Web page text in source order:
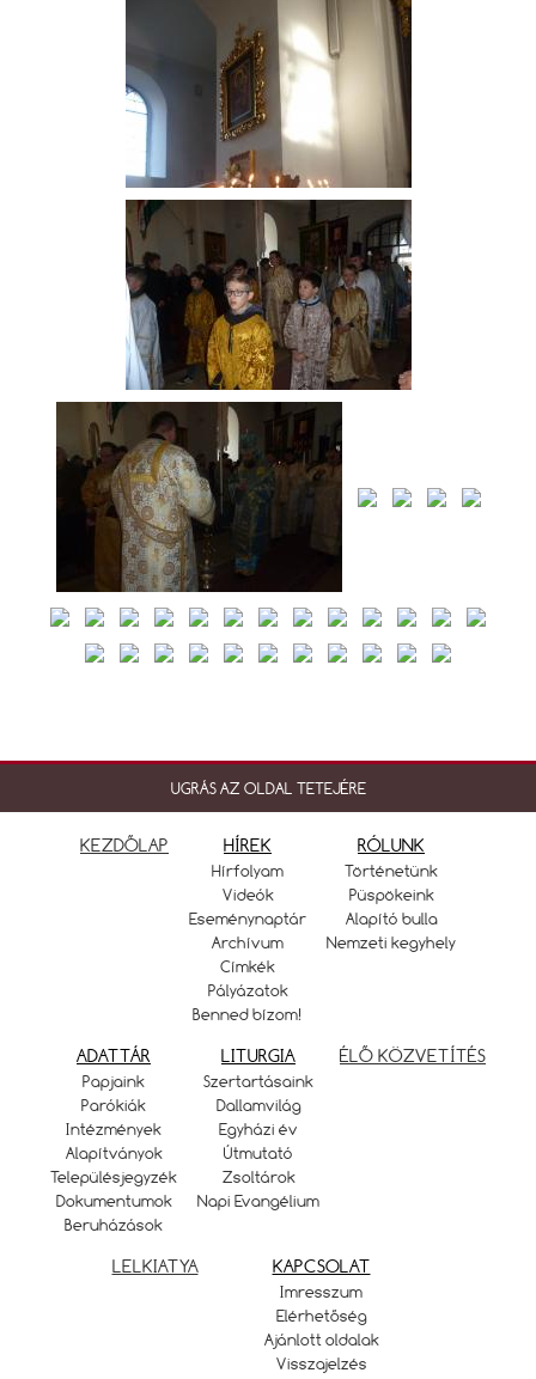
UGRÁS AZ OLDAL TETEJÉRE
KEZDŐLAP HÍREK
Hírfolyam
Videók
Eseménynaptár
Archívum
Címkék
Pályázatok
Benned bízom!
RÓLUNK
Történetünk
Püspökeink
Alapító bulla
Nemzeti kegyhely
ADATTÁR
Papjaink
Parókiák
Intézmények
Alapítványok
Településjegyzék
Dokumentumok
Beruházások
LITURGIA
Szertartásaink
Dallamvilág
Egyházi év
Útmutató
Zsoltárok
Napi Evangélium
ÉLŐ KÖZVETÍTÉS
LELKIATYA KAPCSOLAT
Imresszum
Elérhetőség
Ajánlott oldalak
Visszajelzés